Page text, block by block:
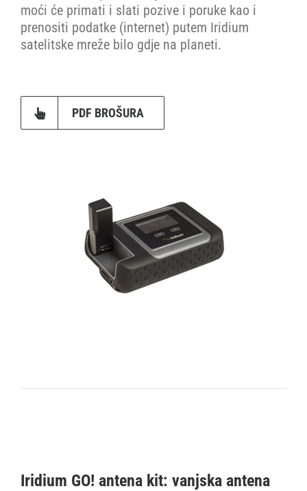
moći će primati i slati pozive i poruke kao i
prenositi podatke (internet) putem Iridium
satelitske mreže bilo gdje na planeti.
PDF BROŠURA
Iridium GO! antena kit: vanjska antena